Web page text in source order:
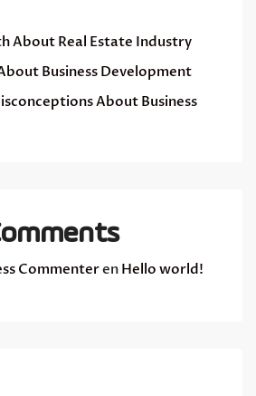
About Real Estate Industry
Business Development
About Business
Commenteren Hello world!